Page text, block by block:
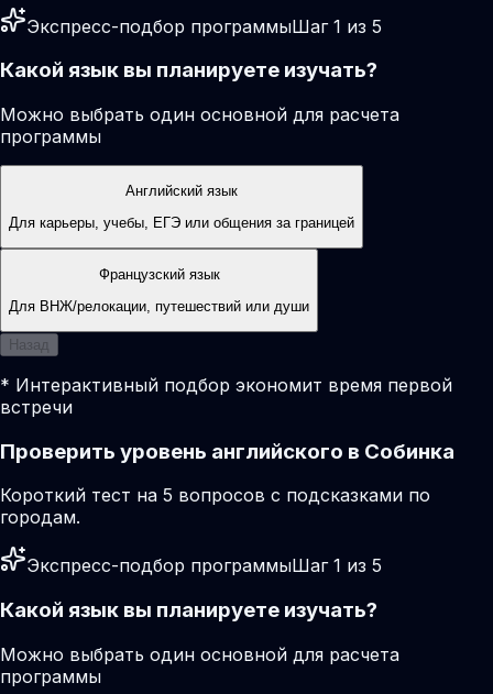
Экспресс-подбор программыШаг 1 из 5
Какой язык вы планируете изучать?
Можно выбрать один основной для расчета
программы
Английский язык
Для карьеры, учебы, ЕГЭ или общения за границей
Французский язык
Для ВНЖ/релокации, путешествий или души
Назад
* Интерактивный подбор экономит время первой
встречи
Проверить уровень английского в Собинка
Короткий тест на 5 вопросов с подсказками по
городам.
Экспресс-подбор программыШаг 1 из 5
Какой язык вы планируете изучать?
Можно выбрать один основной для расчета
программы